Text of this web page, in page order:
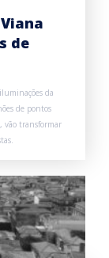
de
da
de pontos
vão transformar